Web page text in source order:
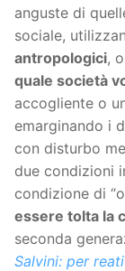
anguste di
sociale,
antropologici,
quale società
accogliente o
emarginando i
con disturbo
due condizioni
condizione di
essere tolta la
seconda
Salvini: per